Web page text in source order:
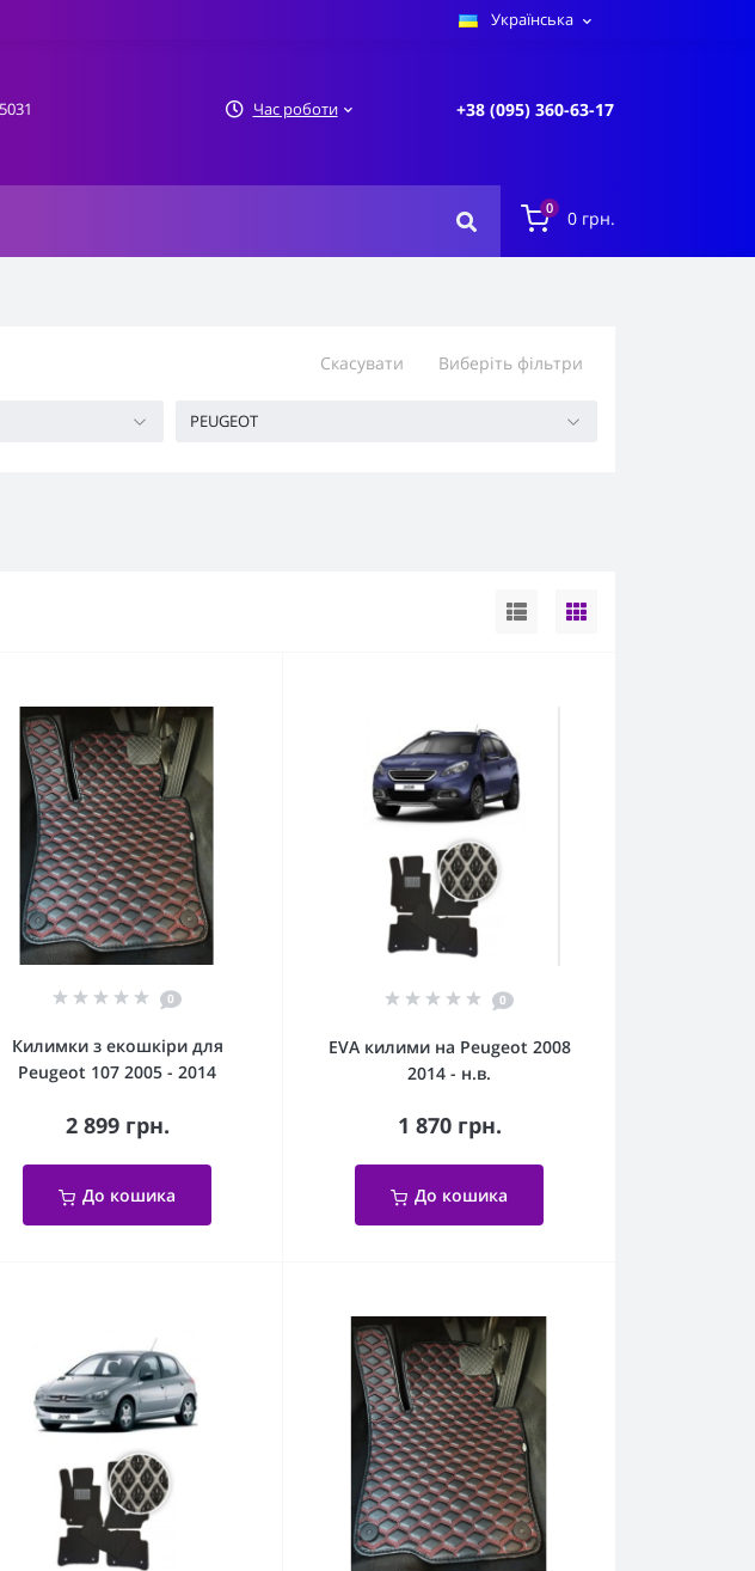
Українська
Час роботи +38 (095) 360-63-17
0 0 грн.
Скасувати Виберіть фільтри
PEUGEOT
0
Килимки з екошкіри для
Peugeot 107 2005 - 2014
2 899 грн.
До кошика
0
EVA килими на Peugeot 2008
2014 - н.в.
1 870 грн.
До кошика